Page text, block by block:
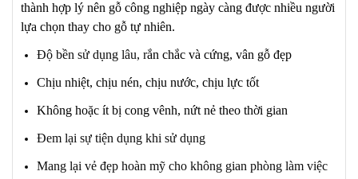
thành hợp lý nên gỗ công nghiệp ngày càng được nhiều người
lựa chọn thay cho gỗ tự nhiên.
Độ bền sử dụng lâu, rắn chắc và cứng, vân gỗ đẹp
Chịu nhiệt, chịu nén, chịu nước, chịu lực tốt
Không hoặc ít bị cong vênh, nứt nẻ theo thời gian
Đem lại sự tiện dụng khi sử dụng
Mang lại vẻ đẹp hoàn mỹ cho không gian phòng làm việc